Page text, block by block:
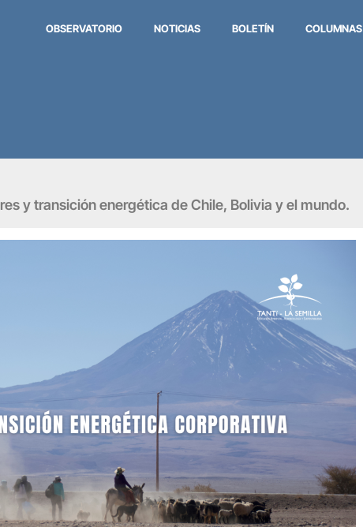
OBSERVATORIO NOTICIAS BOLETÍN COLUMNAS
y transición energética de Chile, Bolivia y el mundo.